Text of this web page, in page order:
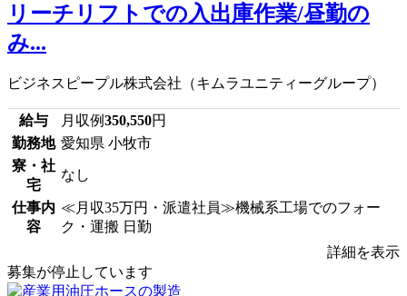
リーチリフトでの入出庫作業/昼勤の
み...
ビジネスピープル株式会社（キムラユニティーグループ）
給与 月収例350,550円
勤務地 愛知県 小牧市
寮・社
宅
なし
仕事内
容
≪月収35万円・派遣社員≫機械系工場でのフォー
ク・運搬 日勤
詳細を表示
募集が停止しています